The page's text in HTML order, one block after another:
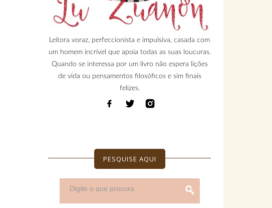
Leitora voraz, perfeccionista e impulsiva, casada com
um homem incrível que apoia todas as suas loucuras.
Quando se interessa por um livro não espera lições
de vida ou pensamentos filosóficos e sim finais
felizes.
PESQUISE AQUI